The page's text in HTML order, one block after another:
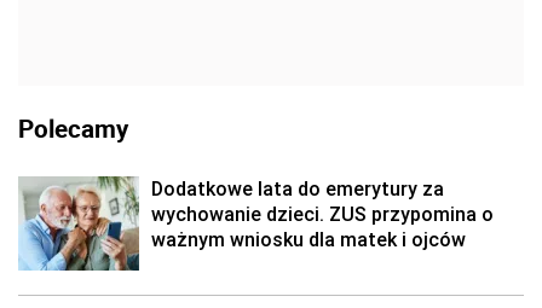
Polecamy
Dodatkowe lata do emerytury za
wychowanie dzieci. ZUS przypomina o
ważnym wniosku dla matek i ojców